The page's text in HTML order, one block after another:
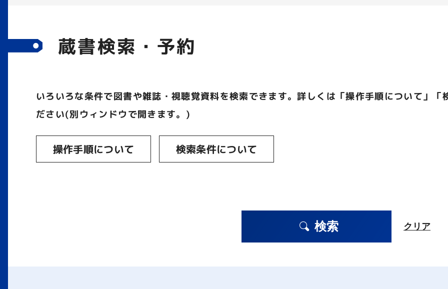
蔵書検索・予約
いろいろな条件で図書や雑誌・視聴覚資料を検索できます。詳しくは「操作手順について」
ださい(別ウィンドウで開きます。)
操作手順について 検索条件について
検索 クリア